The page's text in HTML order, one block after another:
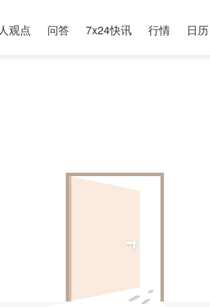
观点 问答 7x24快讯 行情 日历